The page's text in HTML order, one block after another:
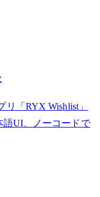
リ「RYX Wishlist」
語UI、ノーコードで